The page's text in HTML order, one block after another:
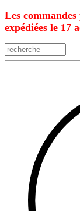
Les commandes
expédiées le 17